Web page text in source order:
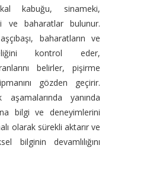
kabuğu, sinameki,
ve baharatlar bulunur.
baharatların ve
kontrol eder,
belirler, pişirme
gözden geçirir.
aşamalarında yanında
bilgi ve deneyimlerini
olarak sürekli aktarır ve
bilginin devamlılığını